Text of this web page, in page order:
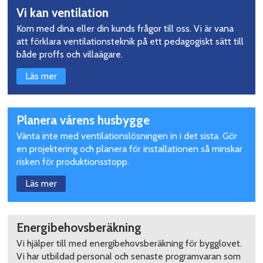
Vi kan ventilation
Kom med dina eller din kunds frågor till oss. Vi är vana
att förklara ventilationsteknik på ett pedagogiskt sätt till
både proffs och villaägare.
Läs mer
Planera vårens husbygge
Vänta inte med ventilationslösningen in i det sista. Gör
en projektering och planera för installationen så minskar
risken för produktionsstopp.
Läs mer
Energibehovsberäkning
Vi hjälper till med energibehovsberäkning för bygglovet.
Vi har utbildad personal och senaste programvaran som